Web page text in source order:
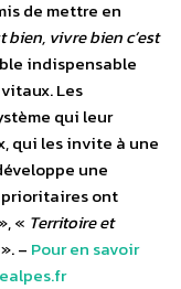
de mettre en
bien, vivre bien c’est
indispensable
Les
qui leur
qui les invite à une
une
prioritaires ont
« Territoire et
– Pour en savoir